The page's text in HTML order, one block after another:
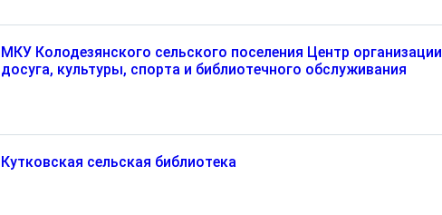
МКУ Колодезянского сельского поселения Центр организации
досуга, культуры, спорта и библиотечного обслуживания
Кутковская сельская библиотека